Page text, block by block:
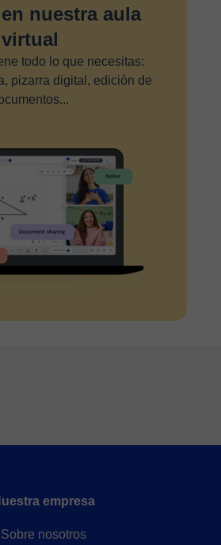
nuestra aula
virtual
todo lo que necesitas:
pizarra digital, edición de
empresa
Sobre nosotros